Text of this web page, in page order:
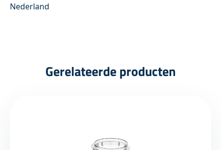
Nederland
Gerelateerde producten